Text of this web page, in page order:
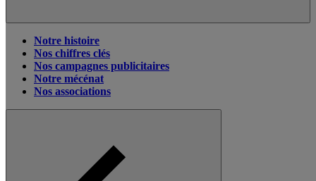
Notre histoire
Nos chiffres clés
Nos campagnes publicitaires
Notre mécénat
Nos associations